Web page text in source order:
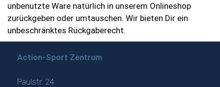
unbenutzte Ware natürlich in unserem Onlineshop
zurückgeben oder umtauschen. Wir bieten Dir ein
unbeschränktes Rückgaberecht.
Action-Sport Zentrum
Paulstr. 24